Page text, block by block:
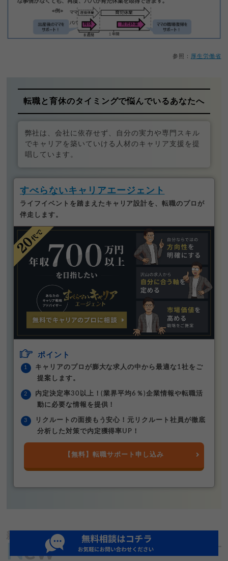
参照： 厚生労働省
転職と育休のタイミングで悩んでいるあなたへ
弊社は、会社に依存せず、自分の実力や専門スキル
でキャリアを築いていける人材のキャリア支援を提
唱しています。
すべらないキャリアエージェント
ライフイベントを踏まえたキャリア設計を、転職のプロが
伴走します。
ポイント
キャリアのプロが膨大な求人の中から最適な1社をご
提案します。
内定決定率30以上！(業界平均6％)企業情報や転職活
動に必要な情報を提供！
リクルートの面接もう安心！元リクルート社員が徹底
分析した対策で内定獲得率UP！
【無料】転職サポート申し込み
New